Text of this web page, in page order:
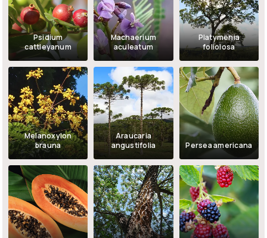
Psidium
cattleyanum
Machaerium
aculeatum
Platymenia
foliolosa
Melanoxylon
brauna
Araucaria
angustifolia
Persea americana